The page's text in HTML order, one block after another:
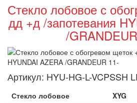
Стекло лобовое с
дд +д /запотевания
/
Артикул: HYU-HG-L-VCPSSH
Стекло лобовое
XYG